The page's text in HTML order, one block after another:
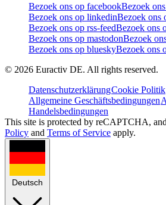
Bezoek ons op facebookBezoek
Bezoek ons op linkedinBezoek ons
Bezoek ons op rss-feedBezoek ons
Bezoek ons op mastodonBezoek
Bezoek ons op blueskyBezoek ons
© 2026 Euractiv DE. All rights reserved.
DatenschutzerklärungCookie Politik
Allgemeine Geschäftsbedingungen
Handelsbedingungen
This site is protected by reCAPTCHA,
Policy and Terms of Service apply.
Deutsch